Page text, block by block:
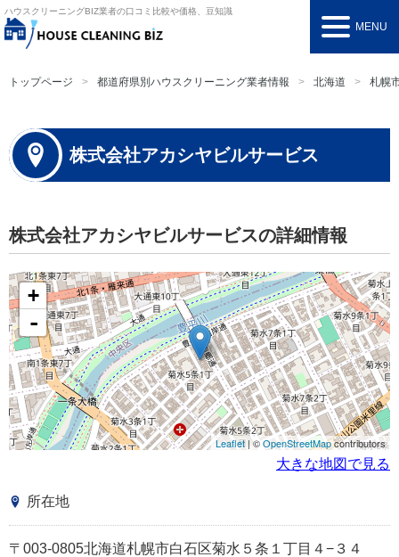
ハウスクリーニングBIZ業者の口コミ比較や価格、豆知識
MENU
トップページ 都道府県別ハウスクリーニング業者情報 北海道 札幌
株式会社アカシヤビルサービス
株式会社アカシヤビルサービスの詳細情報
+
-
Leaflet| ©OpenStreetMapcontributors
大きな地図で見る
所在地
〒003-0805北海道札幌市白石区菊水５条１丁目４−３４